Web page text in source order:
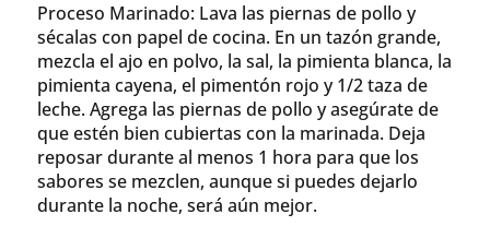
Proceso Marinado: Lava las piernas de pollo y
sécalas con papel de cocina. En un tazón grande,
mezcla el ajo en polvo, la sal, la pimienta blanca, la
pimienta cayena, el pimentón rojo y 1/2 taza de
leche. Agrega las piernas de pollo y asegúrate de
que estén bien cubiertas con la marinada. Deja
reposar durante al menos 1 hora para que los
sabores se mezclen, aunque si puedes dejarlo
durante la noche, será aún mejor.